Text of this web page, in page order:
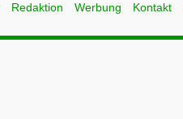
Redaktion Werbung Kontakt